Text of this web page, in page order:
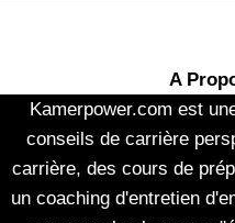
A
Kamerpower.com est
conseils de carrière
carrière, des cours de
un coaching d'entretien